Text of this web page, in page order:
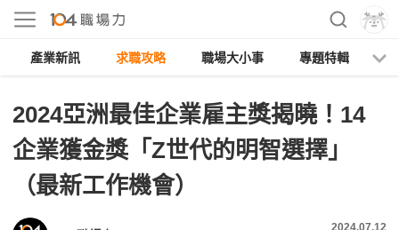
產業新訊 求職攻略 職場大小事 專題特輯
2024亞洲最佳企業雇主獎揭曉！14
企業獲金獎「Z世代的明智選擇」
（最新工作機會）
2024.07.12